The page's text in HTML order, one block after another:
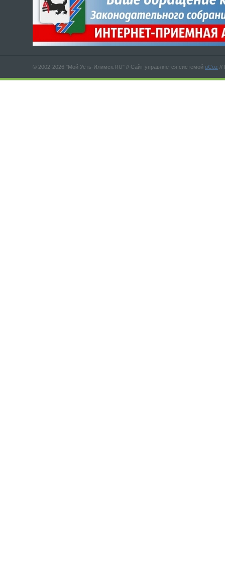
© 2002-2026 "Мой Усть-Илимск.RU" // Сайт управляется системой uCoz //